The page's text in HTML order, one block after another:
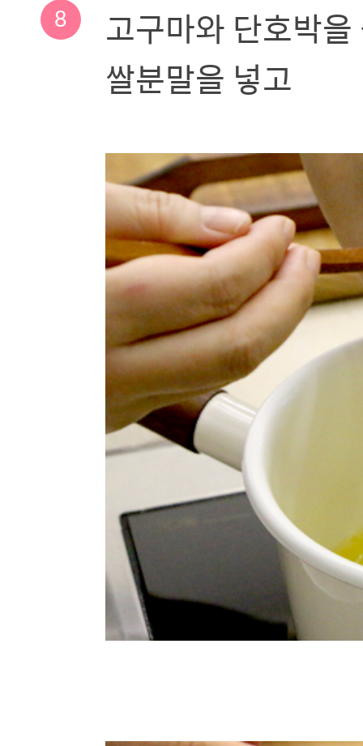
8
고구마와 단호박
쌀분말을 넣고